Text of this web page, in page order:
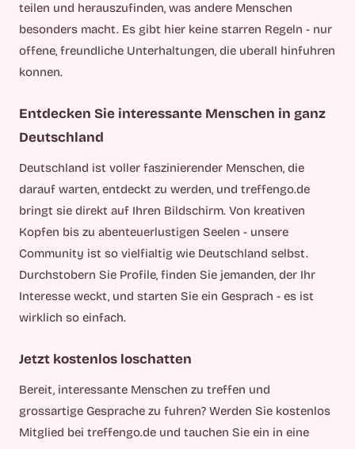
teilen und herauszufinden, was andere Menschen
besonders macht. Es gibt hier keine starren Regeln - nur
offene, freundliche Unterhaltungen, die uberall hinfuhren
konnen.
Entdecken Sie interessante Menschen in ganz
Deutschland
Deutschland ist voller faszinierender Menschen, die
darauf warten, entdeckt zu werden, und treffengo.de
bringt sie direkt auf Ihren Bildschirm. Von kreativen
Kopfen bis zu abenteuerlustigen Seelen - unsere
Community ist so vielfialtig wie Deutschland selbst.
Durchstobern Sie Profile, finden Sie jemanden, der Ihr
Interesse weckt, und starten Sie ein Gesprach - es ist
wirklich so einfach.
Jetzt kostenlos loschatten
Bereit, interessante Menschen zu treffen und
grossartige Gesprache zu fuhren? Werden Sie kostenlos
Mitglied bei treffengo.de und tauchen Sie ein in eine